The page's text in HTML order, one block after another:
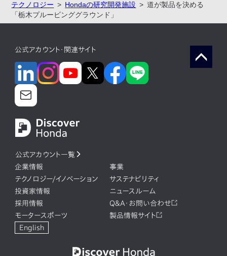
テクノロジー Hondaの研究開発施設
道が製品を決める
「栃木プルービンググラウンド」
公式アカウント・関連サイト
公式アカウント一覧
企業情報
事業
テクノロジー/イノベーション
サステナビリティ
投資家情報
ニュースルーム
採用情報
Q&A・お問い合わせ
モータースポーツ
製品情報サイト
English